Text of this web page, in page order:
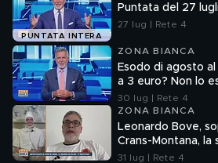
PUNTATA INTERA
Puntata del 27
27 lug | Rete 4
ZONA BIANCA
Esodo di agosto
a 3 euro? Non lo
30 lug | Rete 4
ZONA BIANCA
Leonardo Bove,
Crans-Montana, la
aspettiamo"
31 lug | Rete 4